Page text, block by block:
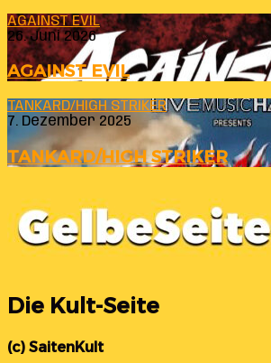
AGAINST EVIL
26. Juni 2026
AGAINST EVIL
TANKARD/HIGH STRIKER
7. Dezember 2025
TANKARD/HIGH STRIKER
Die Kult-Seite
(c) SaitenKult